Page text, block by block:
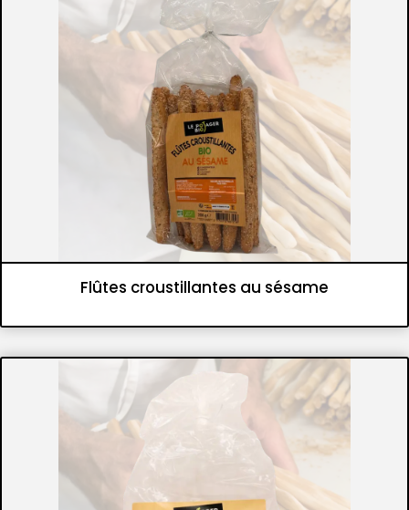
Flûtes croustillantes au sésame
Gressins et flûtes croustillantes Panifications